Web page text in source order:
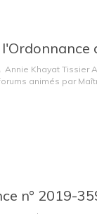
Annie Khayat Tissier
animés par